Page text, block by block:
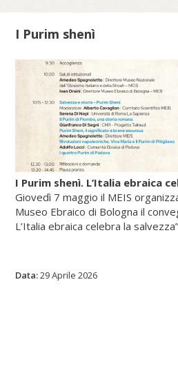
Scopri di più su fscire.it...
I Purim shenì
I Purim shenì. L’Italia ebraica
Giovedì 7 maggio il MEIS
Museo Ebraico di Bologna il
L’Italia ebraica celebra la
La giornata di studi
volta indagare origine,
Data:29 Aprile 2026